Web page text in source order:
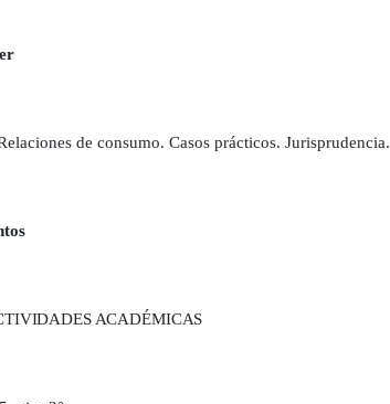
de consumo. Casos prácticos. Jurisprudencia.
ACADÉMICAS